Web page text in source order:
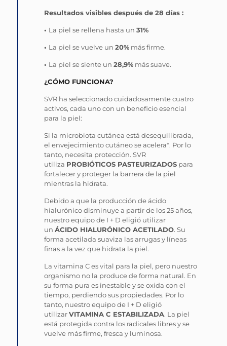
Resultados visibles después de 28 días :
• La piel se rellena hasta un31%
• La piel se vuelve un20% más firme.
• La piel se siente un28,9% más suave.
¿CÓMO FUNCIONA?
SVR ha seleccionado cuidadosamente cuatro
activos, cada uno con un beneficio esencial
para la piel:
Si la microbiota cutánea está desequilibrada,
el envejecimiento cutáneo se acelera*. Por lo
tanto, necesita protección. SVR
utiliza PROBIÓTICOS PASTEURIZADOS para
fortalecer y proteger la barrera de la piel
mientras la hidrata.
Debido a que la producción de ácido
hialurónico disminuye a partir de los 25 años,
nuestro equipo de I + D eligió utilizar
unÁCIDO HIALURÓNICO ACETILADO. Su
forma acetilada suaviza las arrugas y líneas
finas a la vez que hidrata la piel.
La vitamina C es vital para la piel, pero nuestro
organismo no la produce de forma natural. En
su forma pura es inestable y se oxida con el
tiempo, perdiendo sus propiedades. Por lo
tanto, nuestro equipo de I + D eligió
utilizarVITAMINA C ESTABILIZADA. La piel
está protegida contra los radicales libres y se
vuelve más firme, fresca y luminosa.